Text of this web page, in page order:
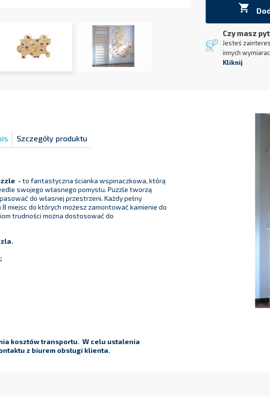

Czy masz
Jesteś
innych
Kliknij
Szczegóły produktu
- to fantastyczna ścianka wspinaczkowa, którą
swojego własnego pomysłu. Puzzle tworzą
do własnej przestrzeni. Każdy pełny
miejsc do których możesz zamontować kamienie do
trudności można dostosować do
kosztów transportu. W celu ustalenia
z biurem obsługi klienta.